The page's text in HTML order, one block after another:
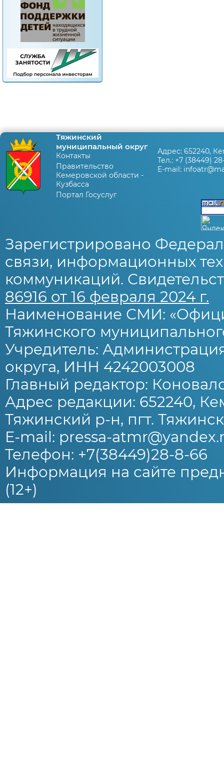
Тяжинский
муниципальный округ
Контакты
Правительство
Кемеровской области -
Кузбасса
Портал Госуслуг
Адрес: 652240,
Тел.: +7 (38449)
E-mail:
Зарегистрировано
связи, информационных
коммуникаций.
86916 от 16 февраля 2024 г.
Наименование СМИ:
Тяжинского
Учредитель:
округа, ИНН 4242003008
Главный редактор:
Адрес редакции: 652240,
Тяжинский р-н, пгт.
E-mail: pressa-
Телефон: +7(38449)28-8-66
Информация на сайте
(12+)